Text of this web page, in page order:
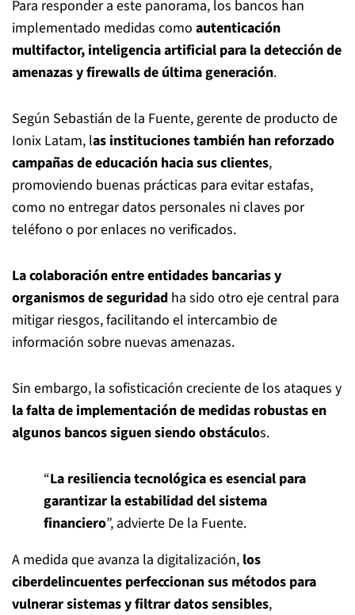
Para responder a este panorama, los bancos han
implementado medidas como autenticación
multifactor, inteligencia artificial para la detección de
amenazas y firewalls de última generación.
Según Sebastián de la Fuente, gerente de producto de
Ionix Latam, las instituciones también han reforzado
campañas de educación hacia sus clientes,
promoviendo buenas prácticas para evitar estafas,
como no entregar datos personales ni claves por
teléfono o por enlaces no verificados.
La colaboración entre entidades bancarias y
organismos de seguridad ha sido otro eje central para
mitigar riesgos, facilitando el intercambio de
información sobre nuevas amenazas.
Sin embargo, la sofisticación creciente de los ataques y
la falta de implementación de medidas robustas en
algunos bancos siguen siendo obstáculos.
“La resiliencia tecnológica es esencial para
garantizar la estabilidad del sistema
financiero”, advierte De la Fuente.
A medida que avanza la digitalización, los
ciberdelincuentes perfeccionan sus métodos para
vulnerar sistemas y filtrar datos sensibles,